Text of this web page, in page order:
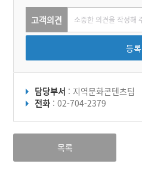
고객의견
등록
담당부서 : 지역문화콘텐츠팀
전화 : 02-704-2379
목록